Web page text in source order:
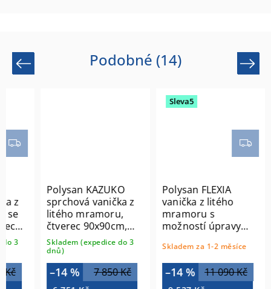
Podobné (14)
Previous
Polysan KAZUKO
sprchová vanička z
litého mramoru,
čtverec 90x90cm,
bílá 40332
Skladem (expedice do 3
7 850 Kč
Polysan FLEXIA
vanička z litého
mramoru s
možností úpravy
rozměru, 100x90cm,
bílá mat 72925MAT
Skladem za 1-2 měsíce
11 090 Kč
Next